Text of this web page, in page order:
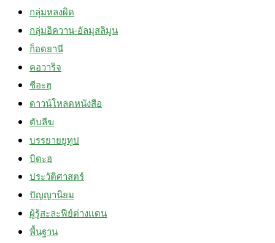
กลุ่มหลงผิด
กลุ่มอิควาน-อัลมุสลิมูน
ก็อดยานี
คอวาริจ
ชีอะฮฺ
ดาวน์โหลดหนังสือ
ตับลีฆ
บรรยายยูทูป
บิดะฮฺ
ประวัติศาสตร์
ปัญญานิยม
ผู้รู้สะละฟีย์ต่างเเดน
พื้นฐาน